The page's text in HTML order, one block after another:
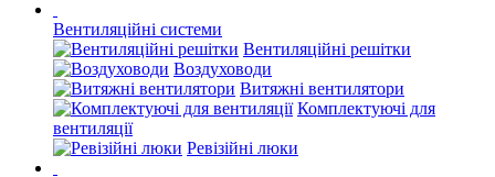
Вентиляційні системи
Вентиляційні решітки
Воздуховоди
Витяжні вентилятори
Комплектуючі для
вентиляції
Ревізійні люки